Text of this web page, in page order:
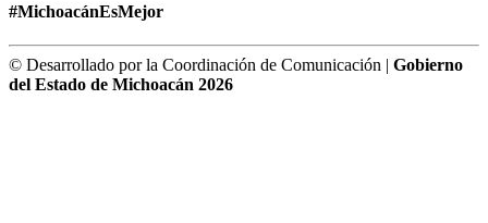
#MichoacánEsMejor
© Desarrollado por la Coordinación de Comunicación | Gobierno
del Estado de Michoacán 2026